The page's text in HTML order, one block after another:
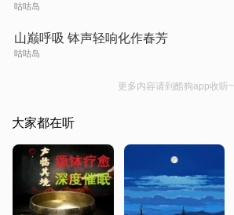
咕咕岛
山巅呼吸 钵声轻响化作春芳
咕咕岛
更多内容请到酷狗app收听~
大家都在听